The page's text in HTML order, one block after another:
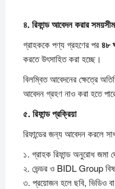
৪.রিফান্ডআবেদনকরার
গ্রাহককে পণ্য গ্রহণের পর ৪৮
করতে উৎসাহিত করা হচ্ছে।
বিলম্বিত আবেদনের ক্ষেত্রে
আবেদন গ্রহণ নাও করা হতে
৫.রিফান্ডপ্রক্রিয়া
রিফান্ডের জন্য আবেদন করলে
১. গ্রাহক রিফান্ড অনুরোধ জমা
২. ভেন্ডর ও BIDL Group
৩. প্রয়োজন হলে ছবি, ভিডিও